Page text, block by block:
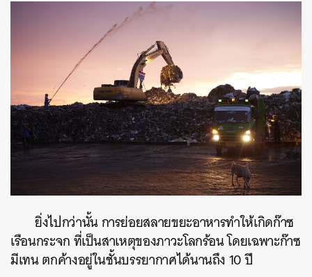
ยิ่งไปกว่านั้น การย่อยสลายขยะอาหารทำให้เกิดก๊าซ
เรือนกระจก ที่เป็นสาเหตุของภาวะโลกร้อน โดยเฉพาะก๊าซ
มีเทน ตกค้างอยู่ในชั้นบรรยากาศได้นานถึง 10 ปี